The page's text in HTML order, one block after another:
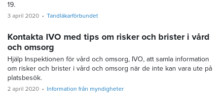
19.
3 april 2020 Tandläkarförbundet
Kontakta IVO med tips om risker och brister i vård
och omsorg
Hjälp Inspektionen för vård och omsorg, IVO, att samla information
om risker och brister i vård och omsorg när de inte kan vara ute på
platsbesök.
2 april 2020 Information från myndigheter